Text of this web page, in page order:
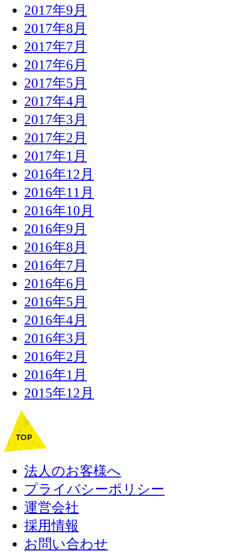
2017年9月
2017年8月
2017年7月
2017年6月
2017年5月
2017年4月
2017年3月
2017年2月
2017年1月
2016年12月
2016年11月
2016年10月
2016年9月
2016年8月
2016年7月
2016年6月
2016年5月
2016年4月
2016年3月
2016年2月
2016年1月
2015年12月
法人のお客様へ
プライバシーポリシー
運営会社
採用情報
お問い合わせ